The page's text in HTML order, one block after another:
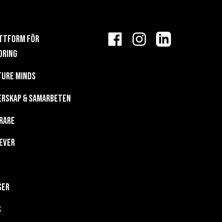
för
Minds
& Samarbeten
FÖLJ